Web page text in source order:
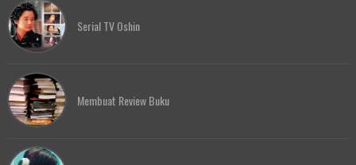
Serial TV Oshin
Membuat Review Buku